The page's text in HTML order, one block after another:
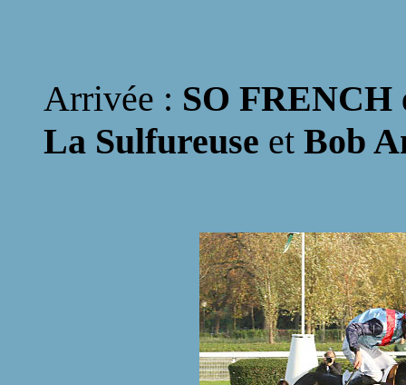
Arrivée : SO FRENCH
La Sulfureuse et Bob